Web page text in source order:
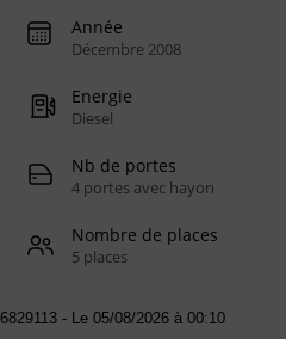
Année
Décembre 2008
Energie
Diesel
Nb de portes
4 portes avec hayon
Nombre de places
5 places
- Le 05/08/2026 à 00:10